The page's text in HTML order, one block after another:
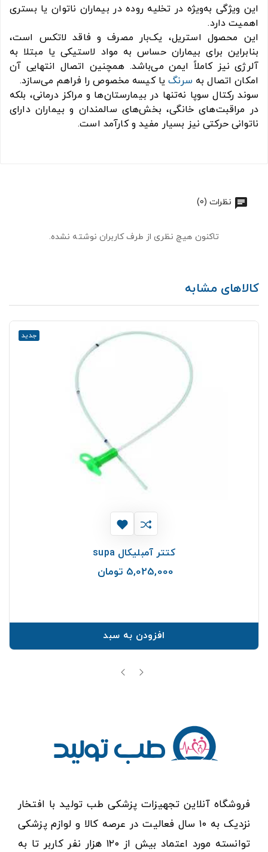
این ویژگی به‌ویژه در تخلیه روده در بیماران ناتوان یا بستری
اهمیت دارد.
این محصول استریل، یک‌بار مصرف و فاقد لاتکس است،
بنابراین برای بیماران حساس به مواد لاستیکی یا مبتلا به
آلرژی نیز کاملاً ایمن می‌باشد. همچنین اتصال انتهایی آن
امکان اتصال به سرنگیا کیسه مخصوص را فراهم می‌سازد.
سوند رکتال سوپا نه‌تنها در بیمارستان‌ها و مراکز درمانی، بلکه
در مراقبت‌های خانگی، بخش‌های سالمندان و بیماران دارای
ناتوانی حرکتی نیز بسیار مفید و کارآمد است.
نظرات (0)
تاکنون هیچ نظری از طرف کاربران نوشته نشده.
کالاهای مشابه
جدید
کتتر آمبلیکال supa
5,025,000 تومان
افزودن به سبد
فروشگاه آنلاین تجهیزات پزشکی طب تولید با افتخار
نزدیک به ۱۰ سال فعالیت در عرصه کالا و لوازم پزشکی
توانسته مورد اعتماد بیش از ۱۲۰ هزار نفر کاربر تا به